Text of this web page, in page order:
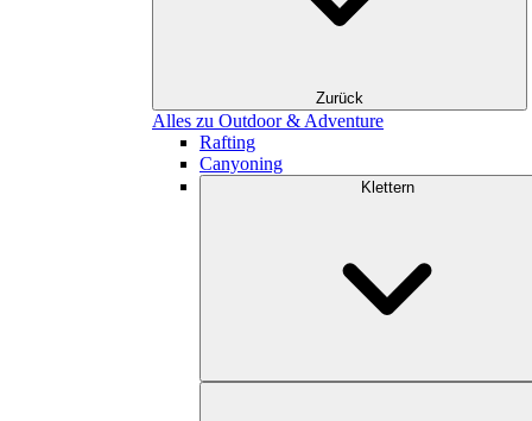
Zurück
Alles zu Outdoor & Adventure
Rafting
Canyoning
Klettern